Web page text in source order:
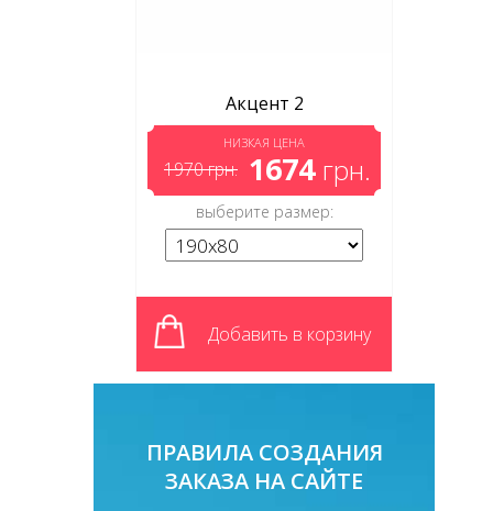
Акцент 2
НИЗКАЯ ЦЕНА
1970грн. 1674 грн.
выберите размер:
Добавить в корзину
ПРАВИЛА СОЗДАНИЯ
ЗАКАЗА НА САЙТЕ